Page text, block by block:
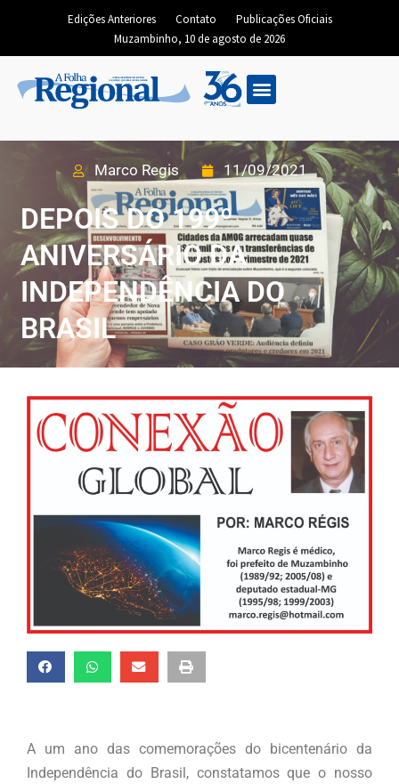
Edições Anteriores Contato
Publicações Oficiais
Muzambinho, 10 de agosto de 2026
Marco Regis 11/09/2021
DEPOIS DO 199º
ANIVERSÁRIO DA
INDEPENDÊNCIA DO
BRASIL
A um ano das comemorações do bicentenário da
Independência do Brasil, constatamos que o nosso